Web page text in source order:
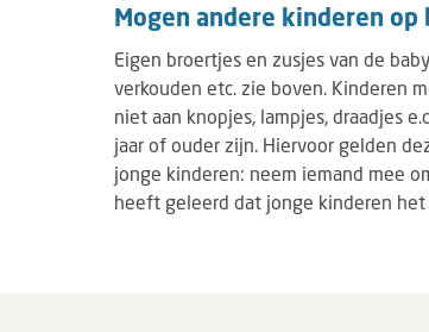
Mogen andere kinderen op
Eigen broertjes en zusjes van de
verkouden etc. zie boven. Kinderen
niet aan knopjes, lampjes, draadjes
jaar of ouder zijn. Hiervoor gelden
jonge kinderen: neem iemand mee
heeft geleerd dat jonge kinderen